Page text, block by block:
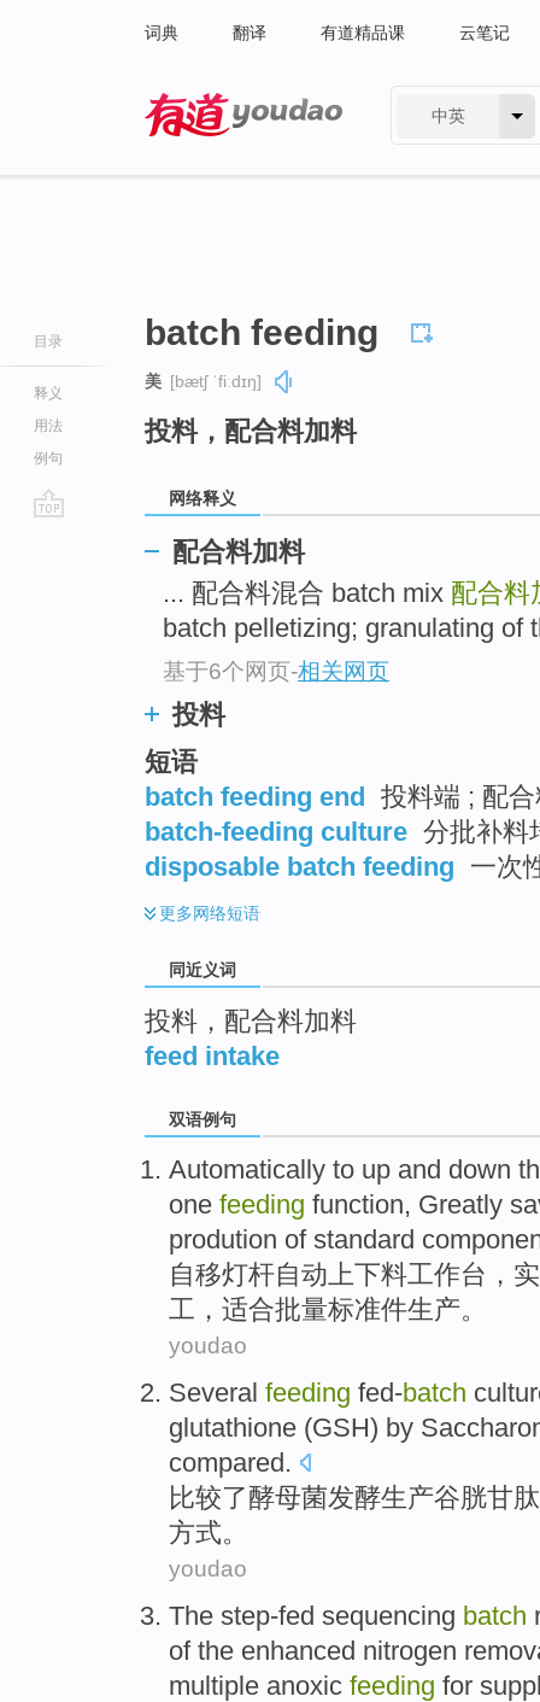
词典 翻译 有道精品课 云笔记
中英
目录
释义
用法
例句
batch feeding
美 [bætʃ ˈfiːdɪŋ]
投料，配合料加料
网络释义
配合料加料
... 配合料混合 batch mix 配合
batch pelletizing; granulating of
基于6个网页-相关网页
投料
短语
batch feeding end 投料端 ; 配
batch-feeding culture 分批补料
disposable batch feeding 一次
更多网络短语
同近义词
投料，配合料加料
feed intake
双语例句
Automatically to up and down
one feeding function, Greatly
prodution of standard
自移灯杆自动上下料工作台 ，
工 ， 适合批量标准件生产。
youdao
Several feeding fed-batch
glutathione (GSH) by
compared.
比较了酵母菌发酵生产谷胱甘
方式。
youdao
The step-fed sequencing batch
of the enhanced nitrogen
multiple anoxic feeding for